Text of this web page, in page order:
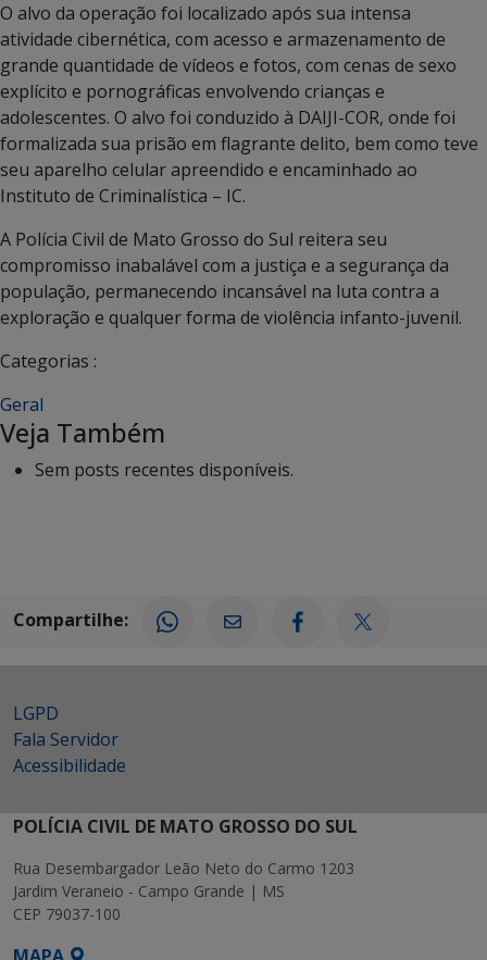
O alvo da operação foi localizado após sua intensa
atividade cibernética, com acesso e armazenamento de
grande quantidade de vídeos e fotos, com cenas de sexo
explícito e pornográficas envolvendo crianças e
adolescentes. O alvo foi conduzido à DAIJI-COR, onde foi
formalizada sua prisão em flagrante delito, bem como teve
seu aparelho celular apreendido e encaminhado ao
Instituto de Criminalística – IC.
A Polícia Civil de Mato Grosso do Sul reitera seu
compromisso inabalável com a justiça e a segurança da
população, permanecendo incansável na luta contra a
exploração e qualquer forma de violência infanto-juvenil.
Categorias :
Geral
Veja Também
Sem posts recentes disponíveis.
Compartilhe:
LGPD
Fala Servidor
Acessibilidade
POLÍCIA CIVIL DE MATO GROSSO DO SUL
Rua Desembargador Leão Neto do Carmo 1203
Jardim Veraneio - Campo Grande | MS
CEP 79037-100